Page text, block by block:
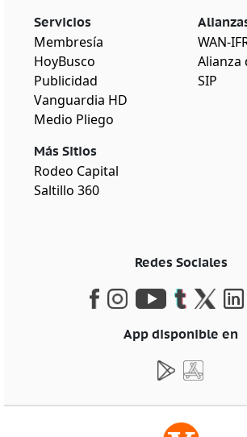
Servicios
Membresía
HoyBusco
Publicidad
Vanguardia HD
Medio Pliego
Más Sitios
Rodeo Capital
Saltillo 360
WAN-
Alianza
SIP
Redes Sociales
App disponible en